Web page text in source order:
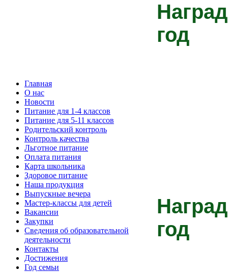
Главная
О нас
Новости
Питание для 1-4 классов
Питание для 5-11 классов
Родительский контроль
Контроль качества
Льготное питание
Оплата питания
Карта школьника
Здоровое питание
Наша продукция
Выпускные вечера
Мастер-классы для детей
Вакансии
Закупки
Сведения об образовательной
деятельности
Контакты
Достижения
Год семьи
год
год